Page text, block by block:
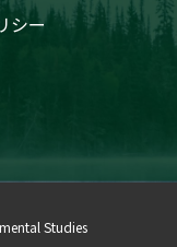
シー
Studies